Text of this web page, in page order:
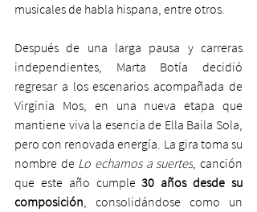
musicales de habla hispana, entre otros.
Después de una larga pausa y carreras
independientes, Marta Botía decidió
regresar a los escenarios acompañada de
Virginia Mos, en una nueva etapa que
mantiene viva la esencia de Ella Baila Sola,
pero con renovada energía. La gira toma su
nombre de Lo echamos a suertes, canción
que este año cumple 30 años desde su
composición, consolidándose como un